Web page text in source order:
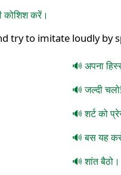
कोशिश करें।
try to imitate loudly by
अपना
जल्दी चलो!
शर्ट को
बस यह
शांत बैठो।